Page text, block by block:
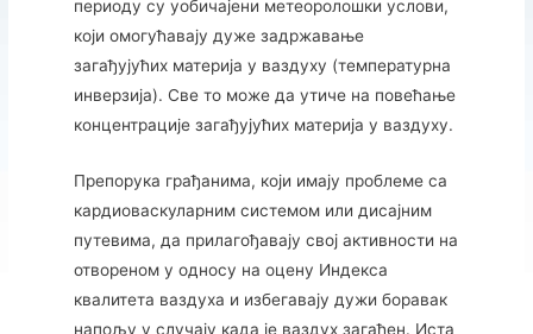
периоду су уобичајени метеоролошки услови,
који омогућавају дуже задржавање
загађујућих материја у ваздуху (температурна
инверзија). Све то може да утиче на повећање
концентрације загађујућих материја у ваздуху.
Препорука грађанима, који имају проблеме са
кардиоваскуларним системом или дисајним
путевима, да прилагођавају свој активности на
отвореном у односу на оцену Индекса
квалитета ваздуха и избегавају дужи боравак
напољу у случају када је ваздух загађен. Иста